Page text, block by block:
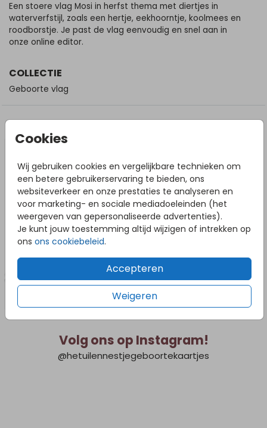
Cookies
Wij gebruiken cookies en vergelijkbare technieken om
een betere gebruikerservaring te bieden, ons
websiteverkeer en onze prestaties te analyseren en
voor marketing- en sociale mediadoeleinden (het
weergeven van gepersonaliseerde advertenties).
Je kunt jouw toestemming altijd wijzigen of intrekken op
ons ons cookiebeleid.
Accepteren
Weigeren
Een stoere vlag Mosi in herfst thema met diertjes in
waterverfstijl, zoals een hertje, eekhoorntje, koolmees en
roodborstje. Je past de vlag eenvoudig en snel aan in
onze online editor.
COLLECTIE
Geboorte vlag
Volg ons op Instagram!
@hetuilennestjegeboortekaartjes